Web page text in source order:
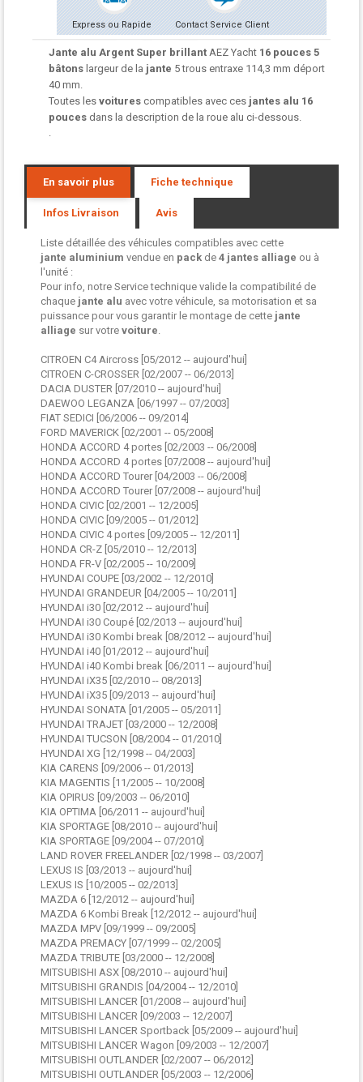
Express ou Rapide Contact Service Client
Jante alu Argent Super brillant AEZ Yacht 16 pouces 5
bâtons largeur de la jante 5 trous entraxe 114,3 mm déport
40 mm.
Toutes les voitures compatibles avec ces jantes alu 16
pouces dans la description de la roue alu ci-dessous.
.
En savoir plus Fiche technique
Infos Livraison Avis
Liste détaillée des véhicules compatibles avec cette
jante aluminium vendue en pack de 4 jantes alliage ou à
l'unité :
Pour info, notre Service technique valide la compatibilité de
chaque jante alu avec votre véhicule, sa motorisation et sa
puissance pour vous garantir le montage de cette jante
alliage sur votre voiture.
CITROEN C4 Aircross [05/2012 -- aujourd'hui]
CITROEN C-CROSSER [02/2007 -- 06/2013]
DACIA DUSTER [07/2010 -- aujourd'hui]
DAEWOO LEGANZA [06/1997 -- 07/2003]
FIAT SEDICI [06/2006 -- 09/2014]
FORD MAVERICK [02/2001 -- 05/2008]
HONDA ACCORD 4 portes [02/2003 -- 06/2008]
HONDA ACCORD 4 portes [07/2008 -- aujourd'hui]
HONDA ACCORD Tourer [04/2003 -- 06/2008]
HONDA ACCORD Tourer [07/2008 -- aujourd'hui]
HONDA CIVIC [02/2001 -- 12/2005]
HONDA CIVIC [09/2005 -- 01/2012]
HONDA CIVIC 4 portes [09/2005 -- 12/2011]
HONDA CR-Z [05/2010 -- 12/2013]
HONDA FR-V [02/2005 -- 10/2009]
HYUNDAI COUPE [03/2002 -- 12/2010]
HYUNDAI GRANDEUR [04/2005 -- 10/2011]
HYUNDAI i30 [02/2012 -- aujourd'hui]
HYUNDAI i30 Coupé [02/2013 -- aujourd'hui]
HYUNDAI i30 Kombi break [08/2012 -- aujourd'hui]
HYUNDAI i40 [01/2012 -- aujourd'hui]
HYUNDAI i40 Kombi break [06/2011 -- aujourd'hui]
HYUNDAI iX35 [02/2010 -- 08/2013]
HYUNDAI iX35 [09/2013 -- aujourd'hui]
HYUNDAI SONATA [01/2005 -- 05/2011]
HYUNDAI TRAJET [03/2000 -- 12/2008]
HYUNDAI TUCSON [08/2004 -- 01/2010]
HYUNDAI XG [12/1998 -- 04/2003]
KIA CARENS [09/2006 -- 01/2013]
KIA MAGENTIS [11/2005 -- 10/2008]
KIA OPIRUS [09/2003 -- 06/2010]
KIA OPTIMA [06/2011 -- aujourd'hui]
KIA SPORTAGE [08/2010 -- aujourd'hui]
KIA SPORTAGE [09/2004 -- 07/2010]
LAND ROVER FREELANDER [02/1998 -- 03/2007]
LEXUS IS [03/2013 -- aujourd'hui]
LEXUS IS [10/2005 -- 02/2013]
MAZDA 6 [12/2012 -- aujourd'hui]
MAZDA 6 Kombi Break [12/2012 -- aujourd'hui]
MAZDA MPV [09/1999 -- 09/2005]
MAZDA PREMACY [07/1999 -- 02/2005]
MAZDA TRIBUTE [03/2000 -- 12/2008]
MITSUBISHI ASX [08/2010 -- aujourd'hui]
MITSUBISHI GRANDIS [04/2004 -- 12/2010]
MITSUBISHI LANCER [01/2008 -- aujourd'hui]
MITSUBISHI LANCER [09/2003 -- 12/2007]
MITSUBISHI LANCER Sportback [05/2009 -- aujourd'hui]
MITSUBISHI LANCER Wagon [09/2003 -- 12/2007]
MITSUBISHI OUTLANDER [02/2007 -- 06/2012]
MITSUBISHI OUTLANDER [05/2003 -- 12/2006]